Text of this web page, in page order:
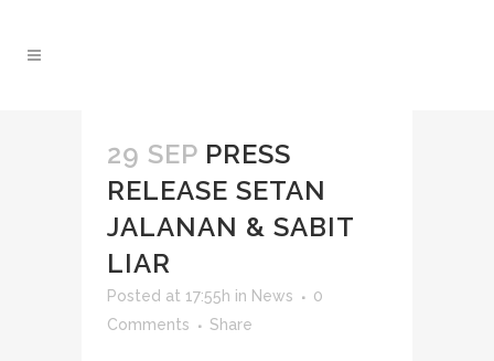
29 SEP PRESS
RELEASE SETAN
JALANAN & SABIT
LIAR
Posted at 17:55h in News
0
Comments
Share